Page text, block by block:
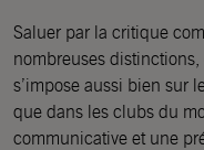
Saluer par la critique
nombreuses
s’impose aussi bien sur
que dans les clubs du
communicative et une